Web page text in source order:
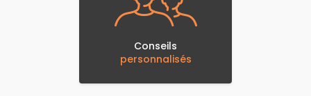
Conseils
personnalisés